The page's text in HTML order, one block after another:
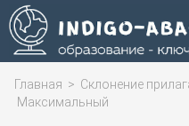
Главная > Склонение
Максимальный